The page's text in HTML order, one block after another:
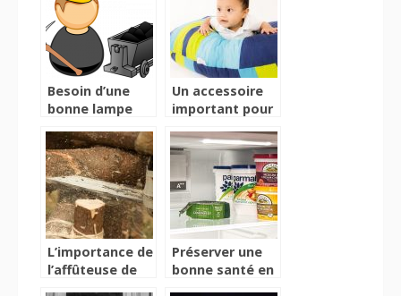
Besoin d’une
bonne lampe
Un accessoire
important pour
l’allaitement
L’importance de
l’affûteuse de
Préserver une
bonne santé en